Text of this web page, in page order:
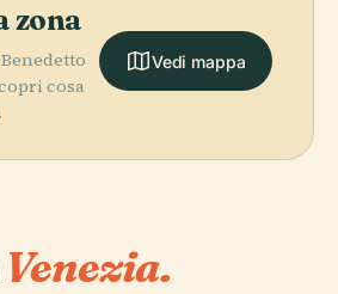
zona
cosa
Vedi mappa
Venezia.